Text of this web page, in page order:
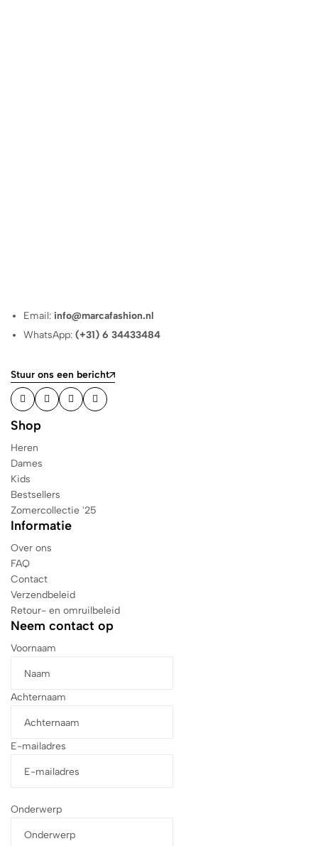
Email: info@marcafashion.nl
WhatsApp:(+31) 6 34433484
Stuur ons een bericht
Shop
Heren
Dames
Kids
Bestsellers
Zomercollectie '25
Informatie
Over ons
FAQ
Contact
Verzendbeleid
Retour- en omruilbeleid
Neem contact op
Voornaam
Achternaam
E-mailadres
Onderwerp